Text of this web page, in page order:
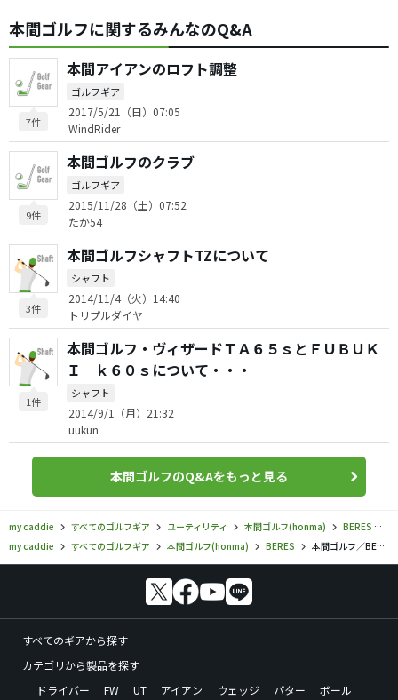
本間ゴルフに関するみんなのQ&A
7件
本間アイアンのロフト調整
ゴルフギア
2017/5/21（日）07:05
WindRider
9件
本間ゴルフのクラブ
ゴルフギア
2015/11/28（土）07:52
たか54
3件
本間ゴルフシャフトTZについて
シャフト
2014/11/4（火）14:40
トリプルダイヤ
1件
本間ゴルフ・ヴィザードＴＡ６５ｓとＦＵＢＵＫ
Ｉ ｋ６０ｓについて・・・
シャフト
2014/9/1（月）21:32
uukun
本間ゴルフのQ&Aをもっと見る
my caddie すべてのゴルフギア ユーティリティ 本間ゴルフ(honma) BERES
my caddie
すべてのゴルフギア 本間ゴルフ(honma) BERES 本間ゴルフ／BERES／ベレス 7S ユーティリティの口コミ評価
すべてのギアから探す
カテゴリから製品を探す
ドライバー
FW UT アイアン ウェッジ パター
ボール